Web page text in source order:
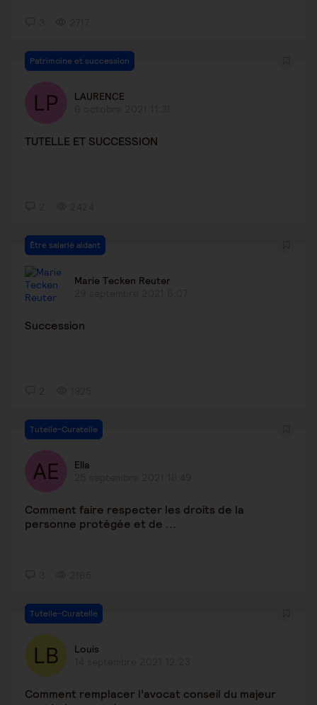
Patrimoine et succession
LAURENCE
TUTELLE ET SUCCESSION
Être salarié aidant
Marie Tecken Reuter
Succession
Tutelle-Curatelle
Ella
Comment faire respecter les droits de la
personne protégée et de ...
Tutelle-Curatelle
Louis
Comment remplacer l’avocat conseil du majeur